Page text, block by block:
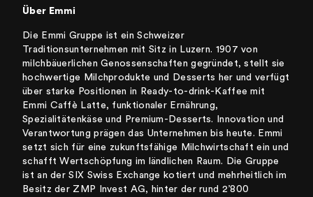
Über Emmi
Die Emmi Gruppe ist ein Schweizer
Traditionsunternehmen mit Sitz in Luzern. 1907 von
milchbäuerlichen Genossenschaften gegründet, stellt sie
hochwertige Milchprodukte und Desserts her und verfügt
über starke Positionen in Ready-to-drink-Kaffee mit
Emmi Caffè Latte, funktionaler Ernährung,
Spezialitätenkäse und Premium-Desserts. Innovation und
Verantwortung prägen das Unternehmen bis heute. Emmi
setzt sich für eine zukunftsfähige Milchwirtschaft ein und
schafft Wertschöpfung im ländlichen Raum. Die Gruppe
ist an der SIX Swiss Exchange kotiert und mehrheitlich im
Besitz der ZMP Invest AG, hinter der rund 2’800